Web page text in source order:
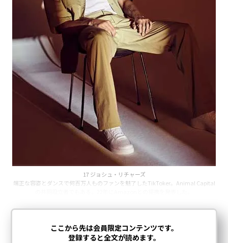
17 ジョシュ・リチャーズ
端正な容姿とダンスで何百万人ものファンを魅了したTikToker。Animal Capital